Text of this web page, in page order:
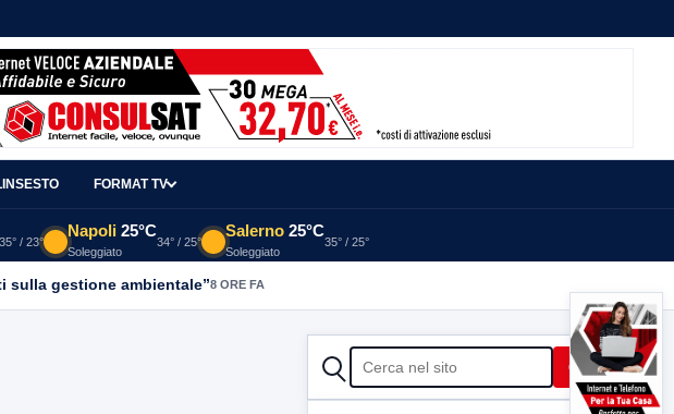
FORMAT TV
35° / 23°
Napoli 25°C
Soleggiato
34° / 25°
Salerno 25°C
Soleggiato
35° / 25°
sulla gestione ambientale”8 ORE FA
CERCA Cerca